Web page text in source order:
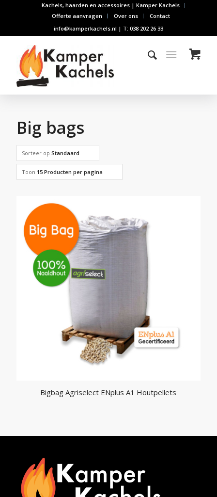
Kachels, haarden en accessoires | Kamper Kachels
Offerte aanvragen
Over ons
Contact
info@kamperkachels.nl | T: 038 202 26 33
Big bags
Sorteer op Standaard
Toon 15 Producten per pagina
Bigbag Agriselect ENplus A1 Houtpellets